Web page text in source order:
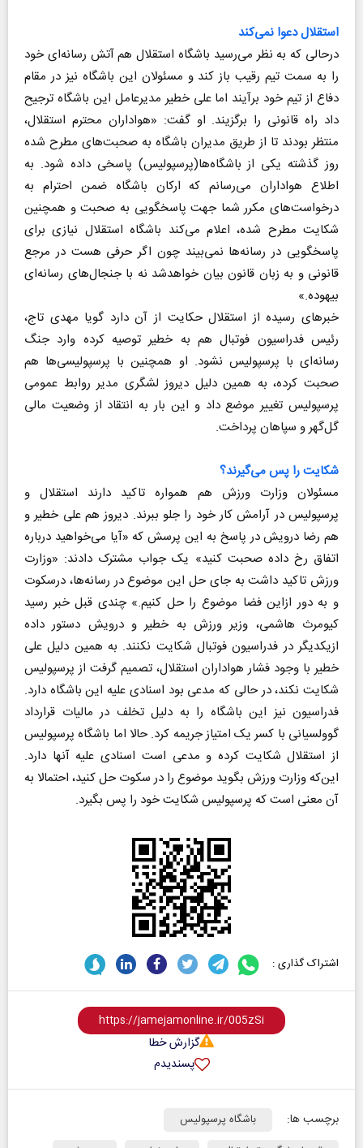
استقلال دعوا نمی‌کند
درحالی که به نظر می‌رسید باشگاه استقلال هم آتش رسانه‌ای خود
را به سمت تیم رقیب باز کند و مسئولان این باشگاه نیز در مقام
دفاع از تیم خود برآیند اما علی خطیر مدیرعامل این باشگاه ترجیح
داد راه قانونی را برگزیند. او گفت: «هواداران محترم استقلال،
منتظر بودند تا از طریق مدیران باشگاه به صحبت‌های مطرح شده
روز گذشته یکی از باشگاه‌ها(پرسپولیس) پاسخی داده شود. به
اطلاع هواداران می‌رسانم که ارکان باشگاه ضمن احترام به
درخواست‌های مکرر شما جهت پاسخگویی به صحبت و همچنین
شکایت مطرح شده، اعلام می‌کند باشگاه استقلال نیازی برای
پاسخگویی در رسانه‌ها نمی‌بیند چون اگر حرفی هست در مرجع
قانونی و به زبان قانون بیان خواهدشد نه با جنجال‌های رسانه‌ای
بیهوده.»
خبرهای رسیده از استقلال حکایت از آن دارد گویا مهدی تاج،
رئیس فدراسیون فوتبال هم به خطیر توصیه کرده وارد جنگ
رسانه‌ای با پرسپولیس نشود. او همچنین با پرسپولیسی‌ها هم
صحبت کرده، به همین دلیل دیروز لشگری مدیر روابط عمومی
پرسپولیس تغییر موضع داد و این بار به انتقاد از وضعیت مالی
گل‌گهر و سپاهان پرداخت.
شکایت را پس می‌گیرند؟
مسئولان وزارت ورزش هم همواره تاکید دارند استقلال و
پرسپولیس در آرامش کار خود را جلو ببرند. دیروز هم علی خطیر و
هم رضا درویش در پاسخ به این پرسش که «آیا می‌خواهید درباره
اتفاق رخ داده صحبت کنید» یک جواب مشترک دادند: «وزارت
ورزش تاکید داشت به جای حل این موضوع در رسانه‌ها، درسکوت
و به دور ازاین فضا موضوع را حل کنیم.» چندی قبل خبر رسید
کیومرث هاشمی، وزیر ورزش به خطیر و درویش دستور داده
ازیکدیگر در فدراسیون فوتبال شکایت نکنند. به همین دلیل علی
خطیر با وجود فشار هواداران استقلال، تصمیم گرفت از پرسپولیس
شکایت نکند، در حالی که مدعی بود اسنادی علیه این باشگاه دارد.
فدراسیون نیز این باشگاه را به دلیل تخلف در مالیات قرارداد
گوولسیانی با کسر یک امتیاز جریمه کرد. حالا اما باشگاه پرسپولیس
از استقلال شکایت کرده و مدعی است اسنادی علیه آنها دارد.
این‌که وزارت ورزش بگوید موضوع را در سکوت حل کنید، احتمالا به
آن معنی است که پرسپولیس شکایت خود را پس بگیرد.
اشتراک گذاری :
گزارش خطا
پسندیدم
برچسب ها:
باشگاه پرسپولیس